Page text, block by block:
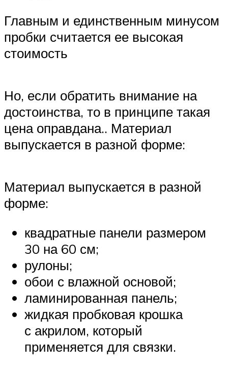
Главным и единственным минусом
пробки считается ее высокая
стоимость
Но, если обратить внимание на
достоинства, то в принципе такая
цена оправдана.. Материал
выпускается в разной форме:
Материал выпускается в разной
форме:
квадратные панели размером
30 на 60 см;
рулоны;
обои с влажной основой;
ламинированная панель;
жидкая пробковая крошка
с акрилом, который
применяется для связки.